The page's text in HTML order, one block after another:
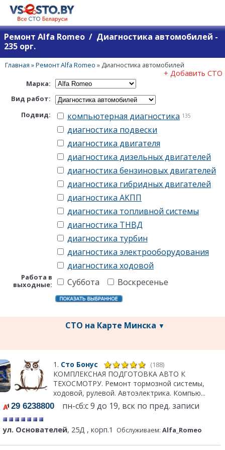
Ремонт Alfa Romeo / Диагностика автомобилей -
235 орг.
Главная »Ремонт Alfa Romeo » Диагностика автомобилей
+ Добавить СТО
Марка:
Вид работ:
Подвид:
компьютерная диагностика 135
диагностика подвески
диагностика двигателя
диагностика дизельных двигателей
диагностика бензиновых двигателей
диагностика гибридных двигателей
диагностика АКПП
диагностика топливной системы
диагностика ТНВД
диагностика турбин
диагностика электрооборудования
диагностика ходовой
Работа в
выходные:
Суббота Воскресенье
СТО на Карте Минска ▼
1. Сто Бонус (188)
КОМПЛЕКСНАЯ ПОДГОТОВКА АВТО К
ТЕХОСМОТРУ. Ремонт тормозной системы,
ходовой, рулевой. Автоэлектрика. Компью...
29 6238800 пн-сб:с 9 до 19, вск по пред. записи
ул. Основателей, 25Д , корп.1 Обслуживаем: Alfa_Romeo